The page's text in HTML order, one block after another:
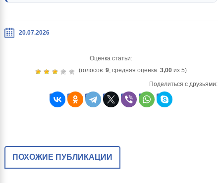
20.07.2026
Оценка статьи:
(голосов: 9, средняя оценка: 3,00из 5)
Поделиться с друзьями:
ПОХОЖИЕ ПУБЛИКАЦИИ